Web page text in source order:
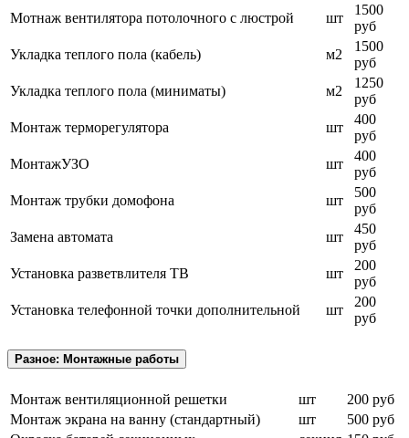
Мотнаж вентилятора потолочного с люстрой
шт
1500
руб
Укладка теплого пола (кабель)
м2
1500
руб
Укладка теплого пола (миниматы)
м2
1250
руб
Монтаж терморегулятора
шт
400
руб
МонтажУЗО
шт
400
руб
Монтаж трубки домофона
шт
500
руб
Замена автомата
шт
450
руб
Установка разветвлителя ТВ
шт
200
руб
Установка телефонной точки дополнительной
шт
200
руб
Разное: Монтажные работы
Монтаж вентиляционной решетки шт
200 руб
Монтаж экрана на ванну (стандартный)
шт
500 руб